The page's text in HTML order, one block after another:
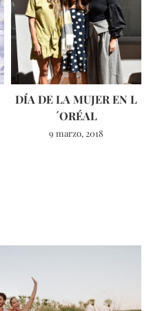
DÍA DE LA MUJER EN L
´ORÉAL
9 marzo, 2018